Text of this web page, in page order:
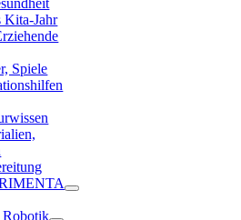
Kita-Jahr
Spiele